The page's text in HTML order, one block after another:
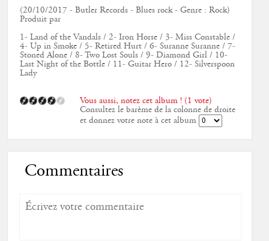
(20/10/2017 - Butler Records - Blues rock - Genre : Rock)
Produit par
1- Land of the Vandals / 2- Iron Horse / 3- Miss Constable /
4- Up in Smoke / 5- Retired Hurt / 6- Suranne Suranne / 7-
Stoned Alone / 8- Two Lost Souls / 9- Diamond Girl / 10-
Last Night of the Bottle / 11- Guitar Hero / 12- Silverspoon
Lady
Vous aussi, notez cet album ! (1 vote)
Consultez le barème de la colonne de droite
et donnez votre note à cet album
Commentaires